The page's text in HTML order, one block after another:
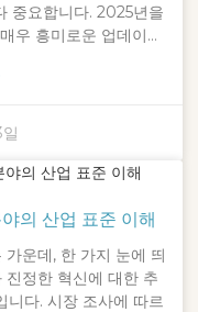
중요합니다. 2025년을
우 흥미로운 업데이트
지 아는 것이 도움이
습니다. 우리는 오늘
신발을 제공하는 데
성용 스니커즈를 찾을
을 찾을 수 있도록 도
의 산업 표준 이해
운데, 한 가지 눈에 띄
정한 혁신에 대한 추
니다. 시장 조사에 따르